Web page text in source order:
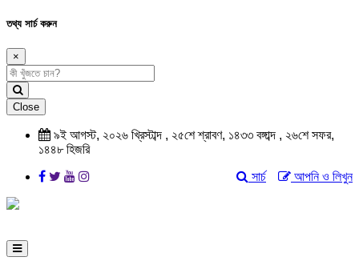
তথ্য সার্চ করুন
×
Close
৯ই আগস্ট, ২০২৬ খ্রিস্টাব্দ , ২৫শে শ্রাবণ, ১৪৩৩ বঙ্গাব্দ , ২৬শে সফর,
১৪৪৮ হিজরি
আপনি ও লিখুন
সার্চ